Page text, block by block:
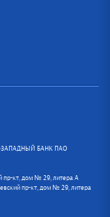
ЗАПАДНЫЙ БАНК ПАО
пр-кт, дом № 29, литера А
пр-кт, дом № 29, литера